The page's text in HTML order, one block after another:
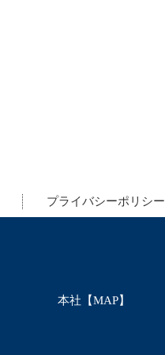
プライバシーポリシー
本社【MAP】